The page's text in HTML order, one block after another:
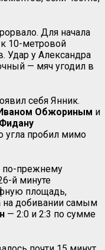
Для начала
10-метровой
Удар у Александра
— мяч угодил в
себя Янник.
Обжориным и
Фидану
угла пробил мимо
по-прежнему
й минуте
площадь,
на добивании самым
— 2:0 и 2:3 по сумме